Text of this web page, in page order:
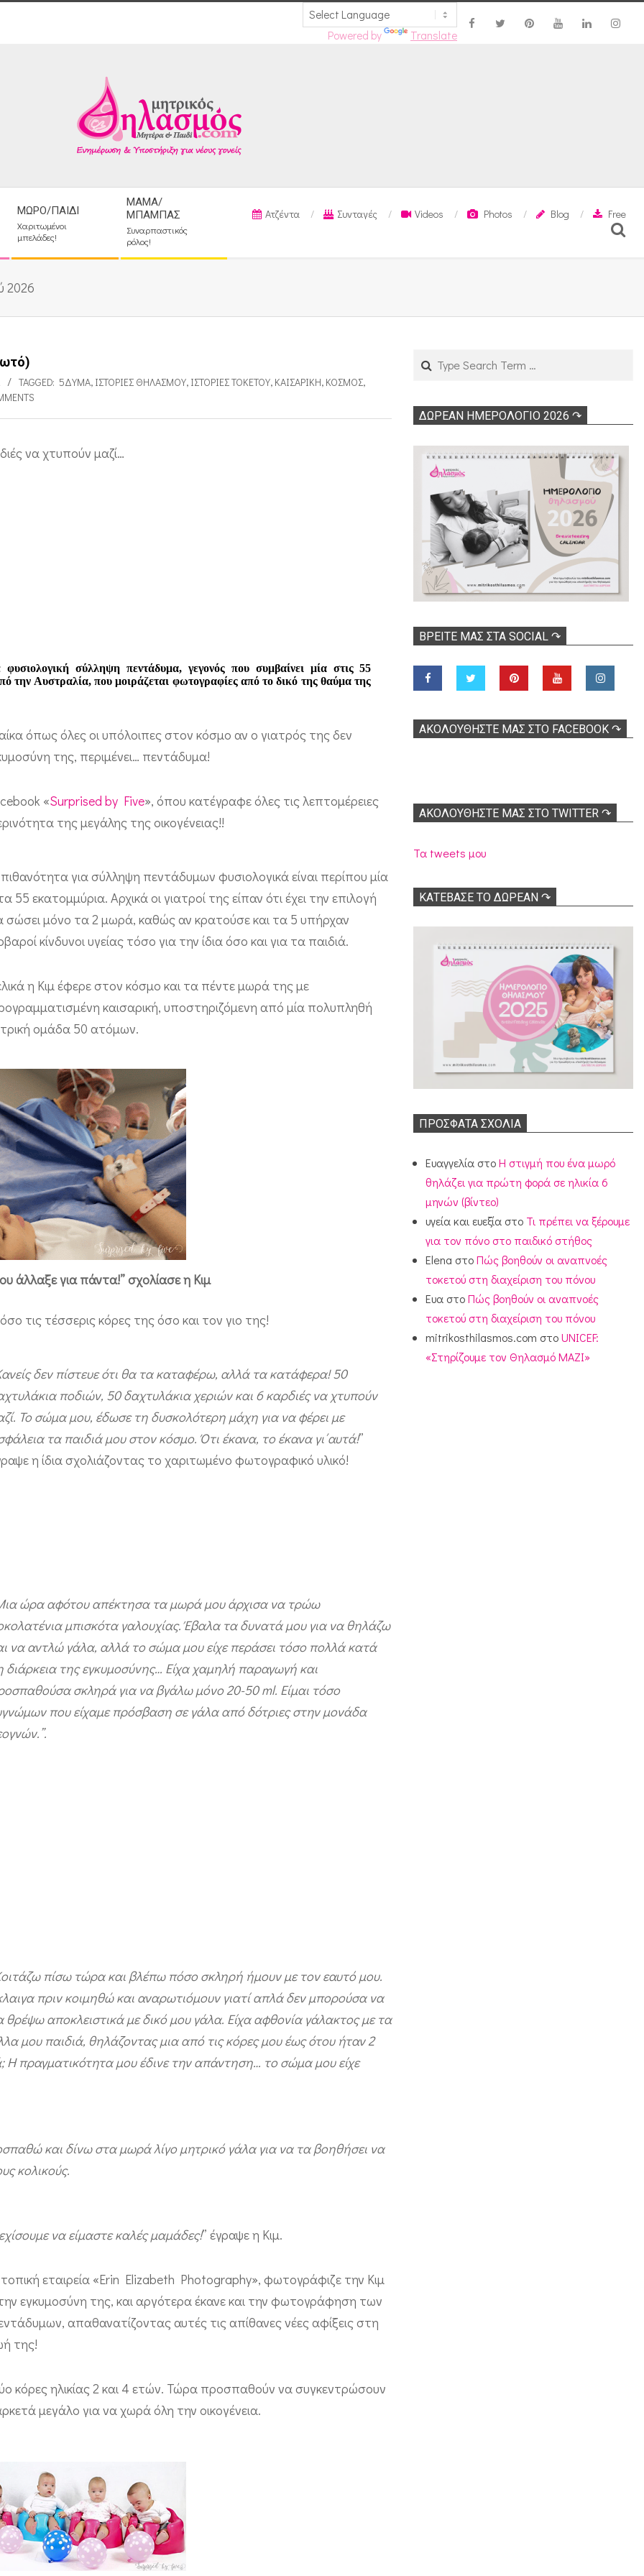
Powered by Translate
ΜΩΡΌ/ΠΑΙΔΊ
Χαριτωμένοι
μπελάδες!
ΜΑΜΆ/
ΜΠΑΜΠΆΣ
Συναρπαστικός
ρόλος!
Ατζέντα Συνταγές Videos Photos Blog
Free
Search
2026
TAGGED: 5ΔΥΜΑ, ΙΣΤΟΡΊΕΣ ΘΗΛΑΣΜΟΎ, ΙΣΤΟΡΊΕΣ ΤΟΚΕΤΟΎ, ΚΑΙΣΑΡΙΚΉ, ΚΌΣΜΟΣ,
να χτυπούν μαζί…
σύλληψη πεντάδυμα, γεγονός που συμβαίνει μία στις 55
την Αυστραλία, που μοιράζεται φωτογραφίες από το δικό της θαύμα της
όπως όλες οι υπόλοιπες στον κόσμο αν ο γιατρός της δεν
της, περιμένει… πεντάδυμα!
«Surprised by Five», όπου κατέγραφε όλες τις λεπτομέρειες
της μεγάλης της οικογένειας!!
για σύλληψη πεντάδυμων φυσιολογικά είναι περίπου μία
55 εκατομμύρια. Αρχικά οι γιατροί της είπαν ότι έχει την επιλογή
σώσει μόνο τα 2 μωρά, καθώς αν κρατούσε και τα 5 υπήρχαν
κίνδυνοι υγείας τόσο για την ίδια όσο και για τα παιδιά.
άλλαξε για πάντα!” σχολίασε η Κιμ
η Κιμ έφερε στον κόσμο και τα πέντε μωρά της με
καισαρική, υποστηριζόμενη από μία πολυπληθή
ομάδα 50 ατόμων.
τις τέσσερις κόρες της όσο και τον γιο της!
δεν πίστευε ότι θα τα καταφέρω, αλλά τα κατάφερα! 50
ποδιών, 50 δαχτυλάκια χεριών και 6 καρδιές να χτυπούν
Το σώμα μου, έδωσε τη δυσκολότερη μάχη για να φέρει με
τα παιδιά μου στον κόσμο. Ότι έκανα, το έκανα γι΄αυτά!”
η ίδια σχολιάζοντας το χαριτωμένο φωτογραφικό υλικό!
ώρα αφότου απέκτησα τα μωρά μου άρχισα να τρώω
μπισκότα γαλουχίας. Έβαλα τα δυνατά μου για να θηλάζω
να αντλώ γάλα, αλλά το σώμα μου είχε περάσει τόσο πολλά κατά
διάρκεια της εγκυμοσύνης… Είχα χαμηλή παραγωγή και
σκληρά για να βγάλω μόνο 20-50 ml. Είμαι τόσο
που είχαμε πρόσβαση σε γάλα από δότριες στην μονάδα
πίσω τώρα και βλέπω πόσο σκληρή ήμουν με τον εαυτό μου.
πριν κοιμηθώ και αναρωτιόμουν γιατί απλά δεν μπορούσα να
θρέψω αποκλειστικά με δικό μου γάλα. Είχα αφθονία γάλακτος με τα
μου παιδιά, θηλάζοντας μια από τις κόρες μου έως ότου ήταν 2
πραγματικότητα μου έδινε την απάντηση… το σώμα μου είχε
και δίνω στα μωρά λίγο μητρικό γάλα για να τα βοηθήσει να
κολικούς.
να είμαστε καλές μαμάδες!” έγραψε η Κιμ.
εταιρεία «Erin Elizabeth Photography», φωτογράφιζε την Κιμ
εγκυμοσύνη της, και αργότερα έκανε και την φωτογράφηση των
απαθανατίζοντας αυτές τις απίθανες νέες αφίξεις στη
της!
κόρες ηλικίας 2 και 4 ετών. Τώρα προσπαθούν να συγκεντρώσουν
μεγάλο για να χωρά όλη την οικογένεια.
Search
ΔΩΡΕΑΝ ΗΜΕΡΟΛΟΓΙΟ 2026 ↷
ΒΡΕΊΤΕ ΜΑΣ ΣΤΑ SOCIAL ↷
ΑΚΟΛOΥΘΉΣΤΕ ΜΑΣ ΣΤΟ FACEBOOK ↷
ΑΚΟΛΟΥΘΉΣΤΕ ΜΑΣ ΣΤΟ TWITTER ↷
Τα tweets μου
ΚΑΤΕΒΑΣΕ ΤΟ ΔΩΡΕΑΝ ↷
ΠΡΌΣΦΑΤΑ ΣΧΌΛΙΑ
Ευαγγελία στοΗ στιγμή που ένα μωρό
θηλάζει για πρώτη φορά σε ηλικία 6
μηνών (βίντεο)
υγεία και ευεξία στο Τι πρέπει να ξέρουμε
για τον πόνο στο παιδικό στήθος
Elena στοΠώς βοηθούν οι αναπνοές
τοκετού στη διαχείριση του πόνου
Ευα στοΠώς βοηθούν οι αναπνοές
τοκετού στη διαχείριση του πόνου
mitrikosthilasmos.com στοUNICEF:
«Στηρίζουμε τον Θηλασμό ΜΑΖΙ»